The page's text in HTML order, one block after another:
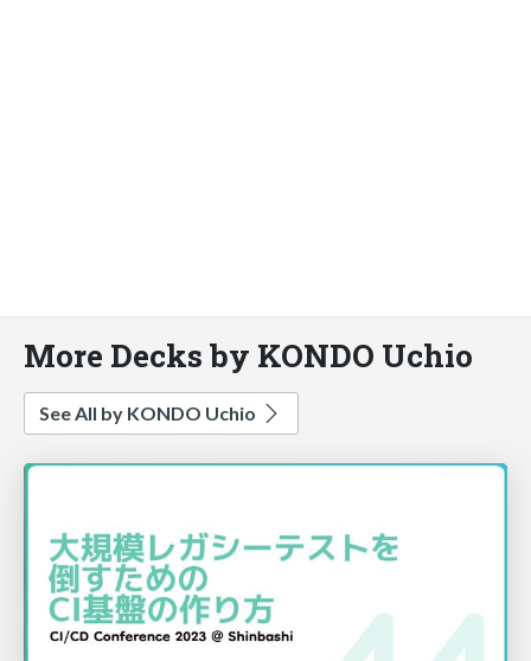
More Decks by KONDO Uchio
See All by KONDO Uchio